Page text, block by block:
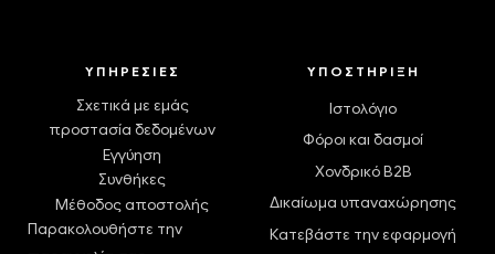
ΥΠΗΡΕΣΊΕΣ
Σχετικά με εμάς
προστασία δεδομένων
Εγγύηση
Συνθήκες
Μέθοδος αποστολής
Παρακολουθήστε την
ΥΠΟΣΤΉΡΙΞΗ
Ιστολόγιο
Φόροι και δασμοί
Χονδρικό B2B
Δικαίωμα υπαναχώρησης
Κατεβάστε την εφαρμογή